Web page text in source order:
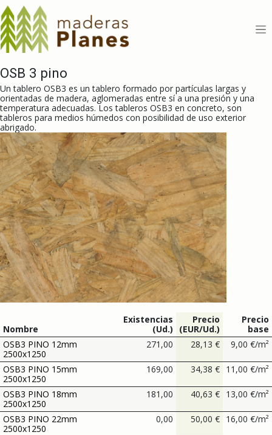
Ir al contenido
OSB 3 pino
Un tablero OSB3 es un tablero formado por partículas largas y
orientadas de madera, aglomeradas entre sí a una presión y una
temperatura adecuadas. Los tableros OSB3 en concreto, son
tableros para medios húmedos con posibilidad de uso exterior
abrigado.
Nombre
Existencias
(Ud.)
Precio
(EUR/Ud.)
Precio
base
OSB3 PINO 12mm
2500x1250
271,00 28,13 € 9,00 €/m²
OSB3 PINO 15mm
2500x1250
169,00 34,38 € 11,00 €/m²
OSB3 PINO 18mm
2500x1250
181,00 40,63 € 13,00 €/m²
OSB3 PINO 22mm
2500x1250
0,00 50,00 € 16,00 €/m²